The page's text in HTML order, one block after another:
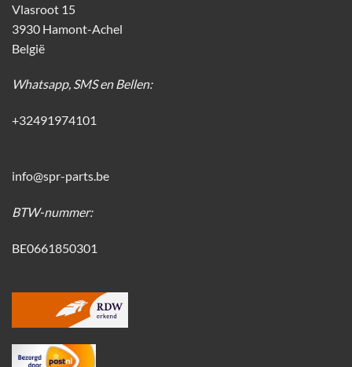
Vlasroot 15
3930 Hamont-Achel
België
Whatsapp, SMS en Bellen:
+32491974101
info@spr-parts.be
BTW-nummer:
BE0661850301